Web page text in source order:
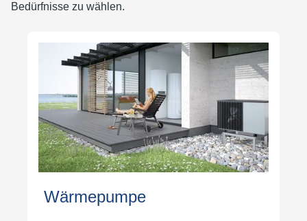
Bedürfnisse zu wählen.
Wärmepumpe